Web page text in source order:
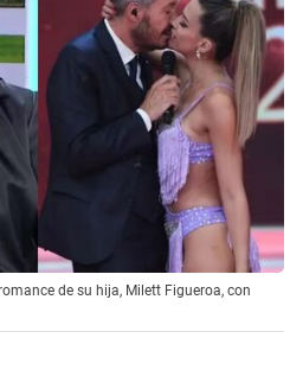
de su hija, Milett Figueroa, con